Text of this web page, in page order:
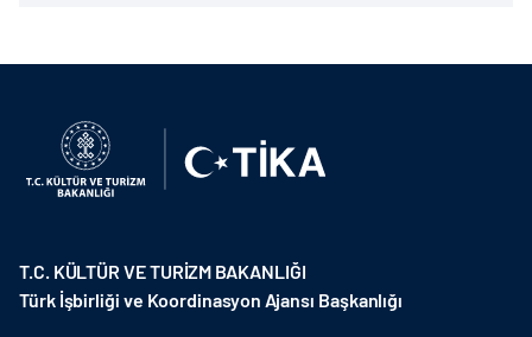
T.C. KÜLTÜR VE TURİZM BAKANLIĞI
Türk İşbirliği ve Koordinasyon Ajansı Başkanlığı